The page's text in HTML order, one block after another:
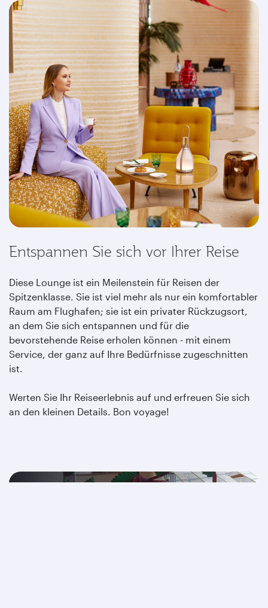
Entspannen Sie sich vor Ihrer Reise
Diese Lounge ist ein Meilenstein für Reisen der
Spitzenklasse. Sie ist viel mehr als nur ein komfortabler
Raum am Flughafen; sie ist ein privater Rückzugsort,
an dem Sie sich entspannen und für die
bevorstehende Reise erholen können - mit einem
Service, der ganz auf Ihre Bedürfnisse zugeschnitten
ist.
Werten Sie Ihr Reiseerlebnis auf und erfreuen Sie sich
an den kleinen Details. Bon voyage!